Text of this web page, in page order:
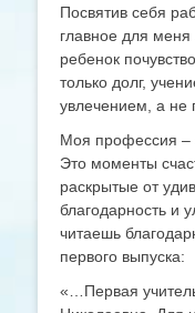
Посвятив себя
главное для меня
ребенок
только долг,
увлечением, а не
Моя профессия –
Это моменты
раскрытые от
благодарность и
читаешь
первого выпуска:
«…Первая